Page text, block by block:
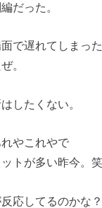
だった。
で遅れてしまった
。
したくない。
やこれやで
トが多い昨今。笑
応してるのかな？